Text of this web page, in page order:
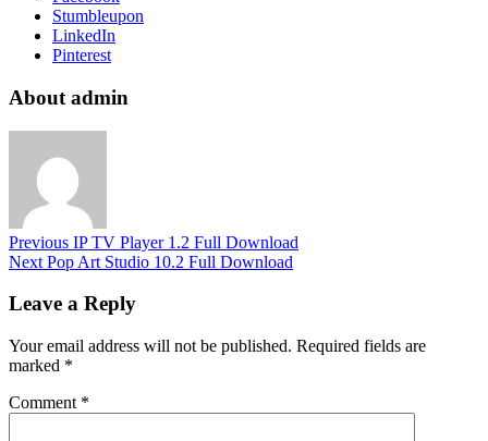
Stumbleupon
LinkedIn
Pinterest
About admin
Previous IP TV Player 1.2 Full Download
Next Pop Art Studio 10.2 Full Download
Leave a Reply
Your email address will not be published. Required fields are
marked *
Comment *